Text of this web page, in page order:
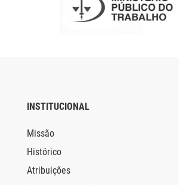
INSTITUCIONAL
Missão
Histórico
Atribuições